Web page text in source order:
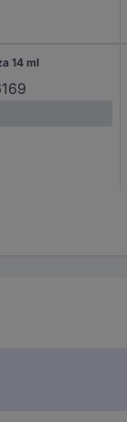
14 ml